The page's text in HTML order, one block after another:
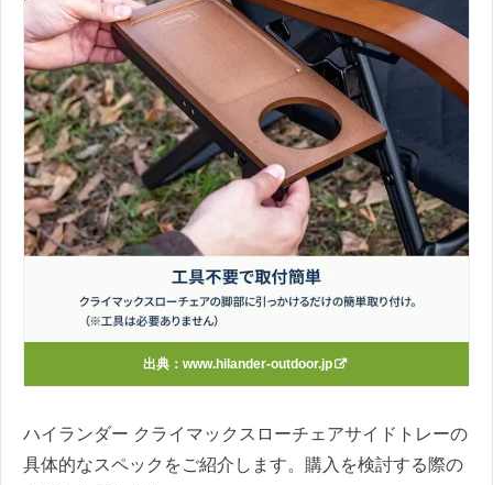
出典： www.hilander-outdoor.jp
ハイランダー クライマックスローチェアサイドトレーの
具体的なスペックをご紹介します。購入を検討する際の